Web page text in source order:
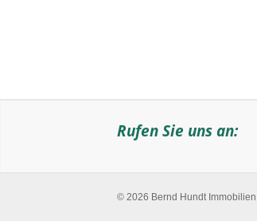
Rufen Sie uns an:
© 2026 Bernd Hundt